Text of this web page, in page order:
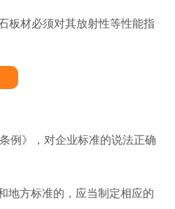
板材必须对其放射性等性能指
例》，对企业标准的说法正确
地方标准的，应当制定相应的